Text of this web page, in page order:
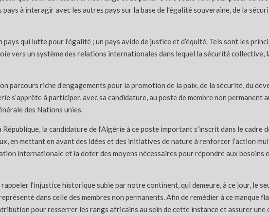
à interagir avec les autres pays sur la base de l’égalité souveraine, de la
qui lutte pour l’égalité ; un pays avide de justice et d’équité. Tels sont les
vers un système des relations internationales dans lequel la sécurité
parcours riche d’engagements pour la promotion de la paix, de la sécurité, du
s’apprête à participer, avec sa candidature, au poste de membre non
des Nations unies.
la candidature de l’Algérie à ce poste important s’inscrit dans le
en mettant en avant des idées et des initiatives de nature à renforcer l’action
internationale et la doter des moyens nécessaires pour répondre aux besoins
l’injustice historique subie par notre continent, qui demeure, à ce jour, le
dans celle des membres non permanents. Afin de remédier à ce manque
pour resserrer les rangs africains au sein de cette instance et assurer